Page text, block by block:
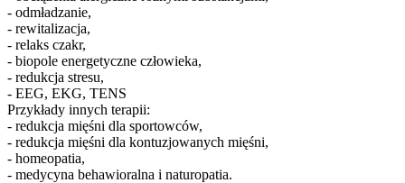
- odmładzanie,
- rewitalizacja,
- relaks czakr,
- biopole energetyczne człowieka,
- redukcja stresu,
- EEG, EKG, TENS
Przykłady innych terapii:
- redukcja mięśni dla sportowców,
- redukcja mięśni dla kontuzjowanych mięśni,
- homeopatia,
- medycyna behawioralna i naturopatia.